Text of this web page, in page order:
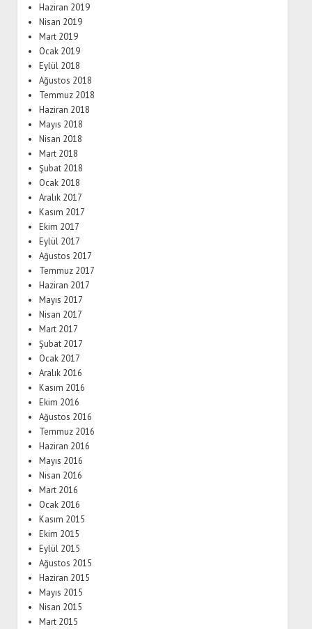
Haziran 2019
Nisan 2019
Mart 2019
Ocak 2019
Eylül 2018
Ağustos 2018
Temmuz 2018
Haziran 2018
Mayıs 2018
Nisan 2018
Mart 2018
Şubat 2018
Ocak 2018
Aralık 2017
Kasım 2017
Ekim 2017
Eylül 2017
Ağustos 2017
Temmuz 2017
Haziran 2017
Mayıs 2017
Nisan 2017
Mart 2017
Şubat 2017
Ocak 2017
Aralık 2016
Kasım 2016
Ekim 2016
Ağustos 2016
Temmuz 2016
Haziran 2016
Mayıs 2016
Nisan 2016
Mart 2016
Ocak 2016
Kasım 2015
Ekim 2015
Eylül 2015
Ağustos 2015
Haziran 2015
Mayıs 2015
Nisan 2015
Mart 2015